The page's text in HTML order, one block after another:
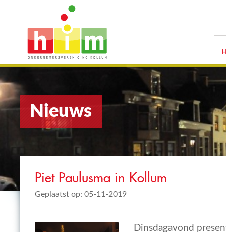
Nieuws
Piet Paulusma in Kollum
Geplaatst op: 05-11-2019
Dinsdagavond